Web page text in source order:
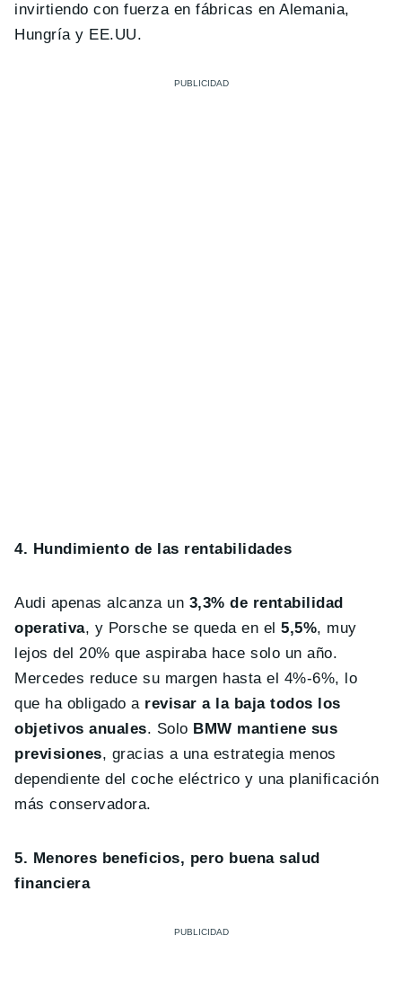
invirtiendo con fuerza en fábricas en Alemania,
Hungría y EE.UU.
4. Hundimiento de las rentabilidades
Audi apenas alcanza un 3,3% de rentabilidad
operativa, y Porsche se queda en el5,5%, muy
lejos del 20% que aspiraba hace solo un año.
Mercedes reduce su margen hasta el 4%-6%, lo
que ha obligado a revisar a la baja todos los
objetivos anuales. Solo BMW mantiene sus
previsiones, gracias a una estrategia menos
dependiente del coche eléctrico y una planificación
más conservadora.
5. Menores beneficios, pero buena salud
financiera